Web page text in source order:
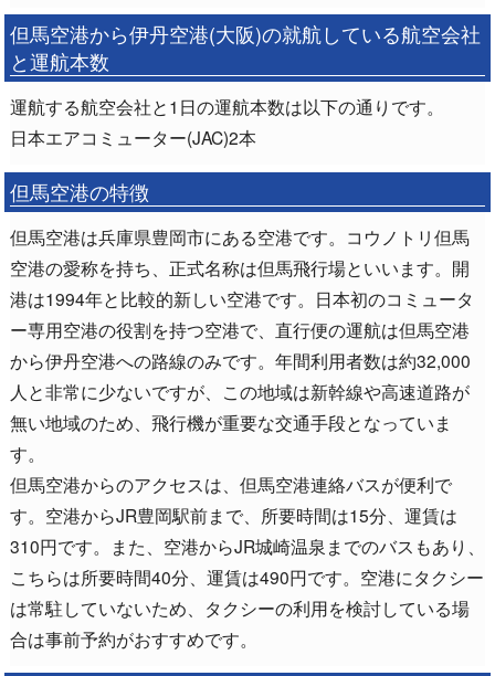
但馬空港から伊丹空港(大阪)の就航している航空会社
と運航本数
運航する航空会社と1日の運航本数は以下の通りです。
日本エアコミューター(JAC)2本
但馬空港の特徴
但馬空港は兵庫県豊岡市にある空港です。コウノトリ但馬
空港の愛称を持ち、正式名称は但馬飛行場といいます。開
港は1994年と比較的新しい空港です。日本初のコミュータ
ー専用空港の役割を持つ空港で、直行便の運航は但馬空港
から伊丹空港への路線のみです。年間利用者数は約32,000
人と非常に少ないですが、この地域は新幹線や高速道路が
無い地域のため、飛行機が重要な交通手段となっていま
す。
但馬空港からのアクセスは、但馬空港連絡バスが便利で
す。空港からJR豊岡駅前まで、所要時間は15分、運賃は
310円です。また、空港からJR城崎温泉までのバスもあり、
こちらは所要時間40分、運賃は490円です。空港にタクシー
は常駐していないため、タクシーの利用を検討している場
合は事前予約がおすすめです。